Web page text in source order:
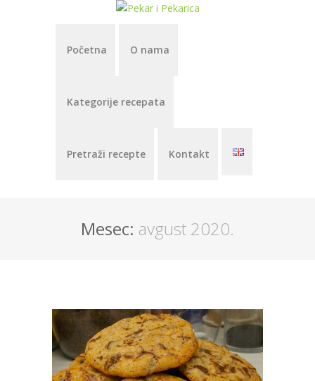
Početna O nama
Kategorije recepata
Pretraži recepte Kontakt
Mesec: avgust 2020.